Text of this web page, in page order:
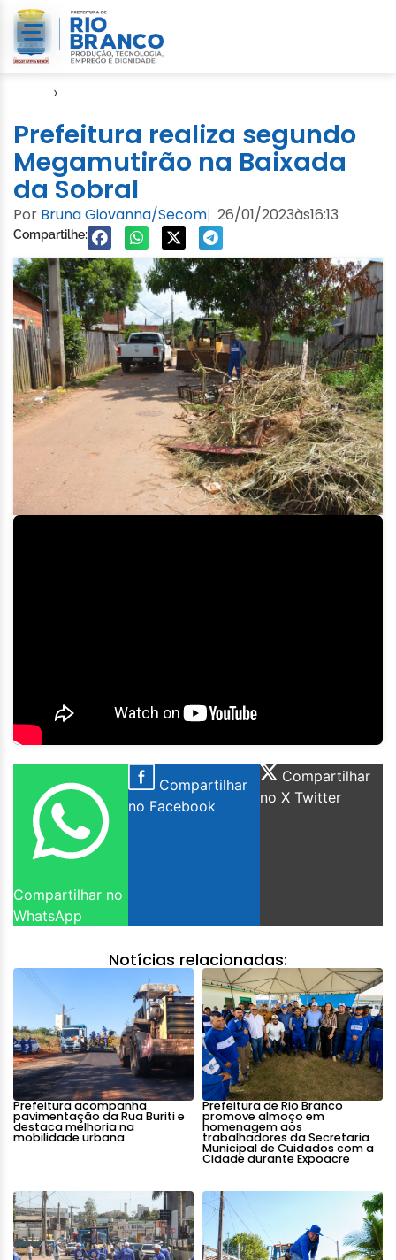
›
Prefeitura realiza segundo
Megamutirão na Baixada
da Sobral
Por Bruna Giovanna/Secom| 26/01/2023às16:13
Compartilhe:
Compartilhar no
WhatsApp
Compartilhar
no Facebook
Compartilhar
no X Twitter
Notícias relacionadas:
Prefeitura acompanha
pavimentação da Rua Buriti e
destaca melhoria na
mobilidade urbana
Prefeitura de Rio Branco
promove almoço em
homenagem aos
trabalhadores da Secretaria
Municipal de Cuidados com a
Cidade durante Expoacre